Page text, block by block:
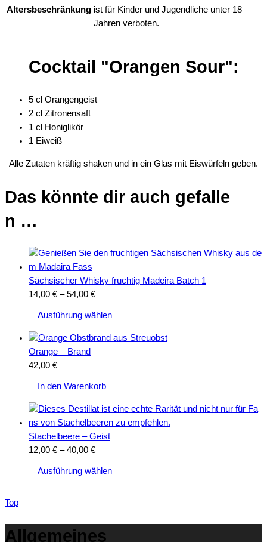
Altersbeschränkung ist für Kinder und Jugendliche unter 18
Jahren verboten.
Cocktail "Orangen Sour":
5 cl Orangengeist
2 cl Zitronensaft
1 cl Honiglikör
1 Eiweiß
Alle Zutaten kräftig shaken und in ein Glas mit Eiswürfeln geben.
Das könnte dir auch gefalle
n …
Sächsischer Whisky fruchtig Madeira Batch 1
14,00 € –54,00 €Preisspanne:
bis
54,00 €
Ausführung wählen
Produkt
weist
mehrere
Varianten
Die
Optionen
auf
der
gewählt
Orange – Brand
42,00 €
In den Warenkorb
Stachelbeere – Geist
12,00 € –40,00 €Preisspanne:
bis
Ausführung wählen
Produkt
auf.
Top
Allgemeines